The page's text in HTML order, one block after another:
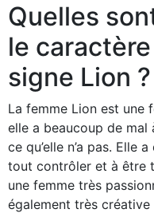
Quelles
le
signe Lion ?
La femme Lion est une
elle a beaucoup de mal
ce qu’elle n’a pas. Elle
tout contrôler et à être
une femme très
également très